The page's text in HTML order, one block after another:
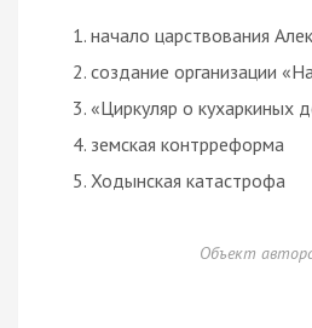
начало царствования
создание организации
«Циркуляр о кухаркиных
земская контрреформа
Ходынская катастрофа
Объект